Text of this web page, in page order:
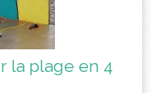
la plage en 4